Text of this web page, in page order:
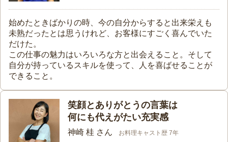
始めたときばかりの時、今の自分からすると出来栄えも
未熟だったとは思うけれど、お客様にすごく喜んでいた
だけた。
この仕事の魅力はいろいろな方と出会えること。そして
自分が持っているスキルを使って、人を喜ばせることが
できること。
笑顔とありがとうの言葉は
何にも代えがたい充実感
神崎 桂 さん お料理キャスト歴 7年